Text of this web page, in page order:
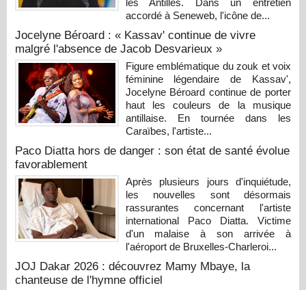
les Antilles. Dans un entretien
accordé à Seneweb, l'icône de...
Jocelyne Béroard : « Kassav' continue de vivre
malgré l'absence de Jacob Desvarieux »
Figure emblématique du zouk et voix
féminine légendaire de Kassav',
Jocelyne Béroard continue de porter
haut les couleurs de la musique
antillaise. En tournée dans les
Caraïbes, l'artiste...
Paco Diatta hors de danger : son état de santé évolue
favorablement
Après plusieurs jours d'inquiétude,
les nouvelles sont désormais
rassurantes concernant l'artiste
international Paco Diatta. Victime
d'un malaise à son arrivée à
l'aéroport de Bruxelles-Charleroi...
JOJ Dakar 2026 : découvrez Mamy Mbaye, la
chanteuse de l'hymne officiel